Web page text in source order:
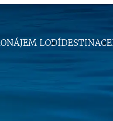
LODÍDESTINACE